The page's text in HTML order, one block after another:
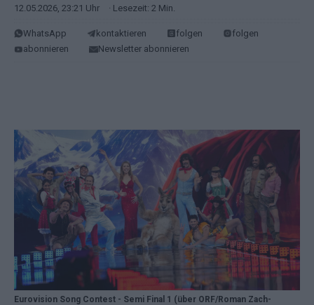
12.05.2026, 23:21 Uhr
· Lesezeit: 2 Min.
WhatsApp kontaktieren folgen
folgen
abonnieren
Newsletter abonnieren
Eurovision Song Contest - Semi Final 1 (über ORF/Roman Zach-